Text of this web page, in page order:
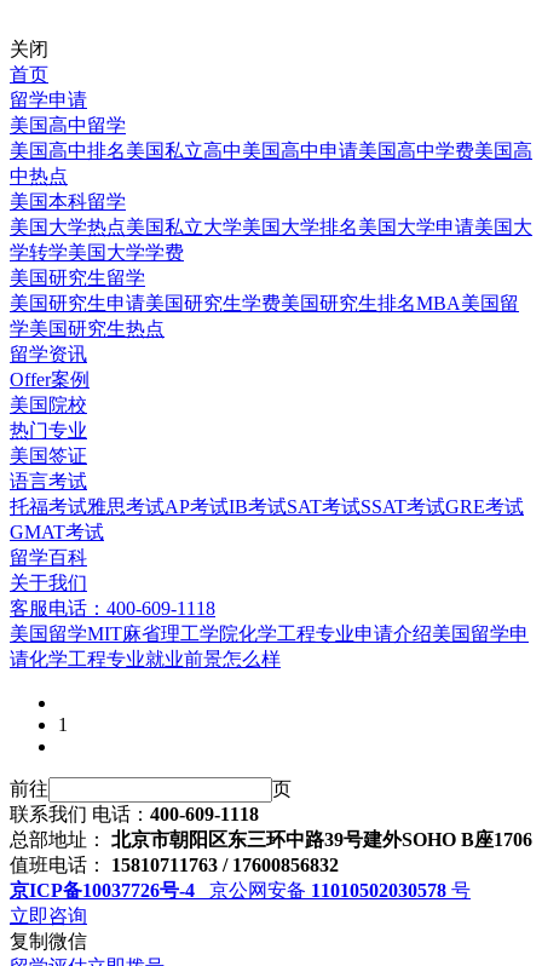
关闭
首页
留学申请
美国高中留学
美国高中排名美国私立高中美国高中申请美国高中学费美国高
中热点
美国本科留学
美国大学热点美国私立大学美国大学排名美国大学申请美国大
学转学美国大学学费
美国研究生留学
美国研究生申请美国研究生学费美国研究生排名MBA美国留
学美国研究生热点
留学资讯
Offer案例
美国院校
热门专业
美国签证
语言考试
托福考试雅思考试AP考试IB考试SAT考试SSAT考试GRE考试
GMAT考试
留学百科
关于我们
客服电话：400-609-1118
美国留学MIT麻省理工学院化学工程专业申请介绍美国留学申
请化学工程专业就业前景怎么样
1
前往
页
联系我们 电话： 400-609-1118
总部地址： 北京市朝阳区东三环中路39号建外SOHO B座1706
值班电话： 15810711763 / 17600856832
京ICP备10037726号-4 京公网安备 11010502030578 号
立即咨询
复制微信